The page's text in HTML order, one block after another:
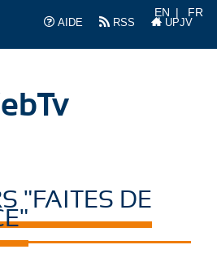
AIDE
RSS UPJV
EN FR
"FAITES DE